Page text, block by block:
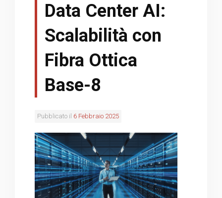
Data Center AI:
Scalabilità con
Fibra Ottica
Base-8
Pubblicato il 6 Febbraio 2025